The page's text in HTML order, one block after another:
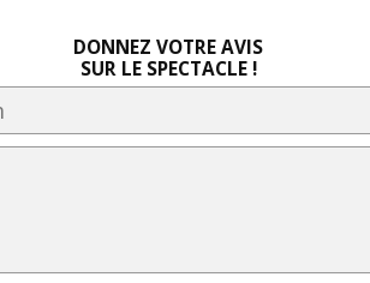
DONNEZ VOTRE AVIS
SUR LE SPECTACLE !